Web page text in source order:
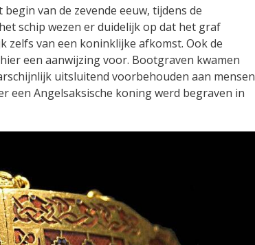
van de zevende eeuw, tijdens de
schip wezen er duidelijk op dat het graf
zelfs van een koninklijke afkomst. Ook de
een aanwijzing voor. Bootgraven kwamen
uitsluitend voorbehouden aan mensen
een Angelsaksische koning werd begraven in